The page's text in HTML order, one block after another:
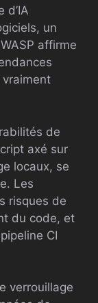
d’IA
un
affirme
de
axé sur
locaux, se
Les
risques de
du code, et
CI
verrouillage